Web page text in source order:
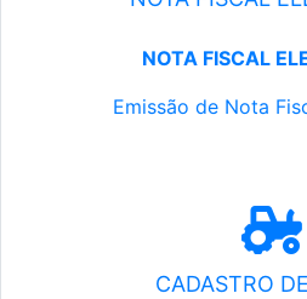
NOTA FISCAL
Emissão de Nota
CADASTRO